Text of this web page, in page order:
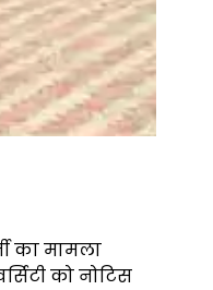
का मामला
को नोटिस